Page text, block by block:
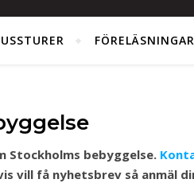
FÖRELÄSNINGAR
Stockholms bebyggelse.
vill få nyhetsbrev så anmäl